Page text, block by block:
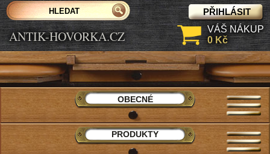
ANTIK-HOVORKA.CZ
PŘIHLÁSIT
VÁŠ NÁKUP
0 Kč
OBECNÉ
PRODUKTY